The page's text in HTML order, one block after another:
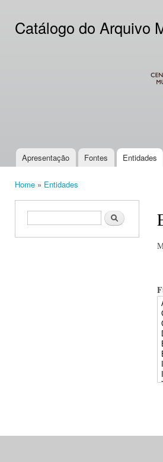
Catálogo do Arquivo
Main menu
Apresentação Fontes Entidades
Home » Entidades
Search form Search